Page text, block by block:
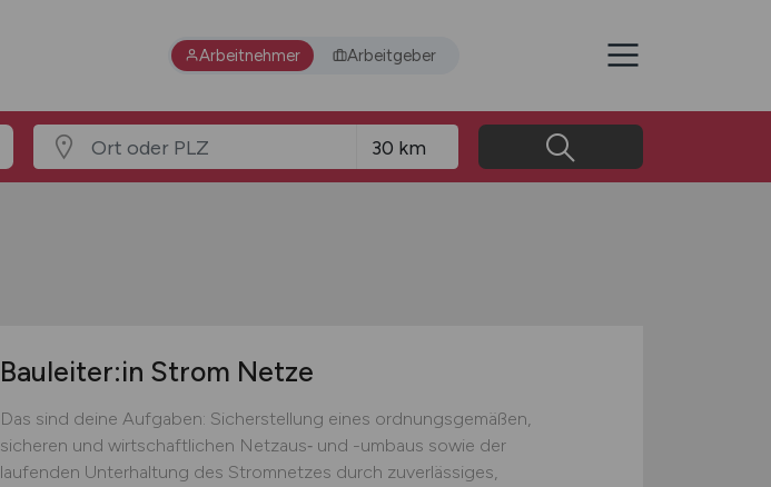
Arbeitnehmer Arbeitgeber
Bauleiter:in Strom Netze
Das sind deine Aufgaben: Sicherstellung eines ordnungsgemäßen,
sicheren und wirtschaftlichen Netzaus‑ und -umbaus sowie der
laufenden Unterhaltung des Stromnetzes durch zuverlässiges,